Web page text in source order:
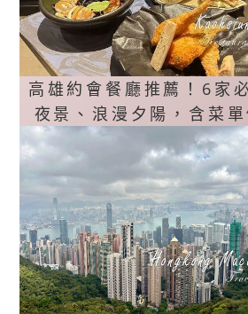
高雄約會餐廳推薦！6家
夜景、浪漫夕陽，含菜單